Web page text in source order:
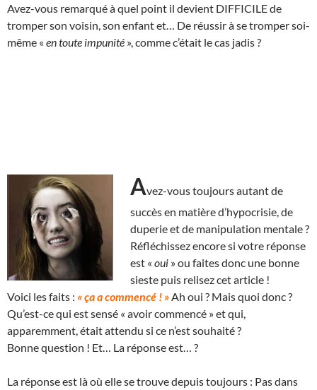
Avez-vous remarqué à quel point il devient DIFFICILE de
tromper son voisin, son enfant et… De réussir à se tromper soi-
même « en toute impunité », comme c’était le cas jadis ?
Avez-vous toujours autant de
succès en matière d’hypocrisie, de
duperie et de manipulation mentale ?
Réfléchissez encore si votre réponse
est « oui » ou faites donc une bonne
sieste puis relisez cet article !
Voici les faits : « ça a commencé ! » Ah oui ? Mais quoi donc ?
Qu’est-ce qui est sensé « avoir commencé » et qui,
apparemment, était attendu si ce n’est souhaité ?
Bonne question ! Et… La réponse est… ?
La réponse est là où elle se trouve depuis toujours : Pas dans